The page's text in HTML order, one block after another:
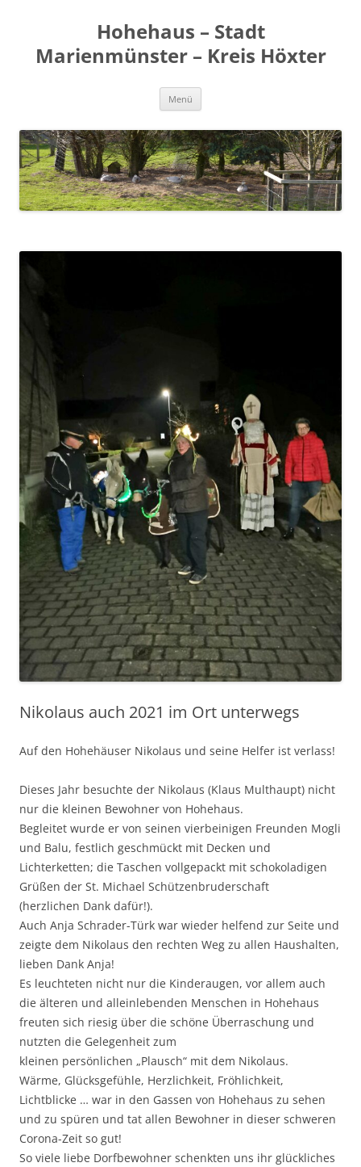
Hohehaus – Stadt
Marienmünster – Kreis Höxter
Menü
Nikolaus auch 2021 im Ort unterwegs
Auf den Hohehäuser Nikolaus und seine Helfer ist verlass!
Dieses Jahr besuchte der Nikolaus (Klaus Multhaupt) nicht
nur die kleinen Bewohner von Hohehaus.
Begleitet wurde er von seinen vierbeinigen Freunden Mogli
und Balu, festlich geschmückt mit Decken und
Lichterketten; die Taschen vollgepackt mit schokoladigen
Grüßen der St. Michael Schützenbruderschaft
(herzlichen Dank dafür!).
Auch Anja Schrader-Türk war wieder helfend zur Seite und
zeigte dem Nikolaus den rechten Weg zu allen Haushalten,
lieben Dank Anja!
Es leuchteten nicht nur die Kinderaugen, vor allem auch
die älteren und alleinlebenden Menschen in Hohehaus
freuten sich riesig über die schöne Überraschung und
nutzten die Gelegenheit zum
kleinen persönlichen „Plausch“ mit dem Nikolaus.
Wärme, Glücksgefühle, Herzlichkeit, Fröhlichkeit,
Lichtblicke … war in den Gassen von Hohehaus zu sehen
und zu spüren und tat allen Bewohner in dieser schweren
Corona-Zeit so gut!
So viele liebe Dorfbewohner schenkten uns ihr glückliches